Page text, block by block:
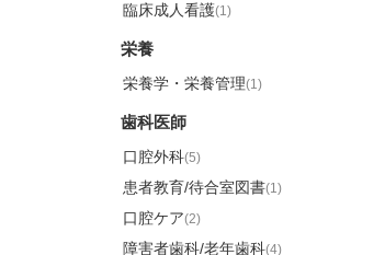
臨床成人看護(1)
栄養
栄養学・栄養管理(1)
歯科医師
口腔外科(5)
患者教育/待合室図書(1)
口腔ケア(2)
障害者歯科/老年歯科(4)